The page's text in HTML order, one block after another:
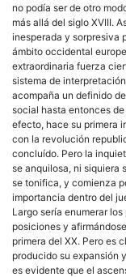
no podía ser de otro
más allá del siglo XVIII.
inesperada y sorpresiva
ámbito occidental
extraordinaria fuerza
sistema de
acompaña un definido
social hasta entonces
efecto, hace su primera
con la revolución
concluído. Pero la
se anquilosa, ni siquiera
se tonifica, y comienza
importancia dentro del
Largo sería enumerar
posiciones y
primera del XX. Pero es
producido su expansión
es evidente que el